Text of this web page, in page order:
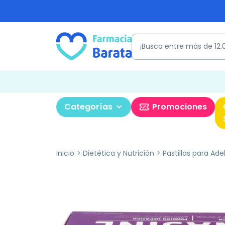
Categorías Promociones
Inicio Dietética y Nutrición Pastillas para